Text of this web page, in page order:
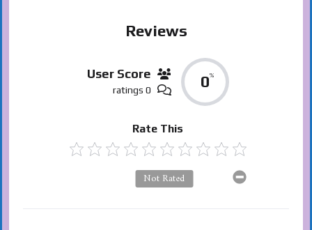
Reviews
0%
User Score
0 ratings
Rate This
Not Rated